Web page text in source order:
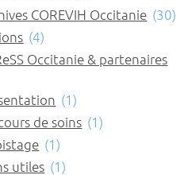
COREVIH Occitanie (30)
(4)
Occitanie & partenaires
(1)
de soins (1)
(1)
utiles (1)